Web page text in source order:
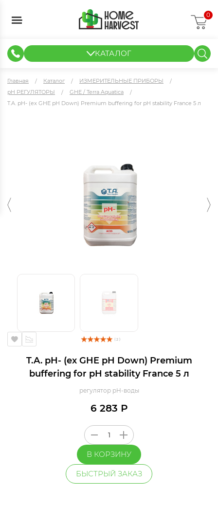
0
КАТАЛОГ
Главная Каталог
ИЗМЕРИТЕЛЬНЫЕ ПРИБОРЫ
pH РЕГУЛЯТОРЫ
GHE / Terra Aquatica
T.A. pH- (ex GHE pH Down) Premium buffering for pH stability France 5 л
( 2 )
T.A. pH- (ex GHE pH Down) Premium
buffering for pH stability France 5 л
регулятор pH-воды
6 283 Р
В КОРЗИНУ
БЫСТРЫЙ ЗАКАЗ